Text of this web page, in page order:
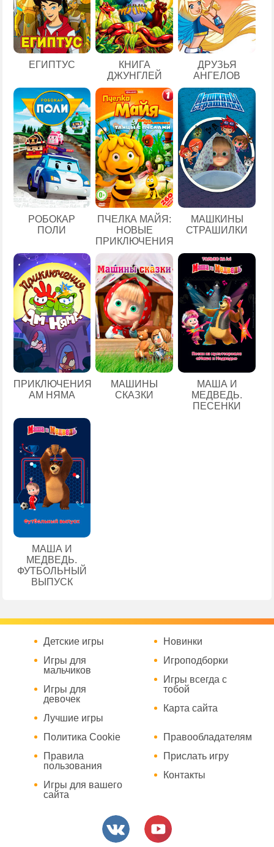
ЕГИПТУС
КНИГА
ДЖУНГЛЕЙ
ДРУЗЬЯ
АНГЕЛОВ
РОБОКАР
ПОЛИ
ПЧЕЛКА МАЙЯ:
НОВЫЕ
ПРИКЛЮЧЕНИЯ
МАШКИНЫ
СТРАШИЛКИ
ПРИКЛЮЧЕНИЯ
АМ НЯМА
МАШИНЫ
СКАЗКИ
МАША И
МЕДВЕДЬ.
ПЕСЕНКИ
МАША И
МЕДВЕДЬ.
ФУТБОЛЬНЫЙ
ВЫПУСК
Детские игры
Игры для
мальчиков
Игры для
девочек
Лучшие игры
Новинки
Игроподборки
Игры всегда с
тобой
Карта сайта
Политика Cookie
Правила
пользования
Игры для вашего
сайта
Правообладателям
Прислать игру
Контакты